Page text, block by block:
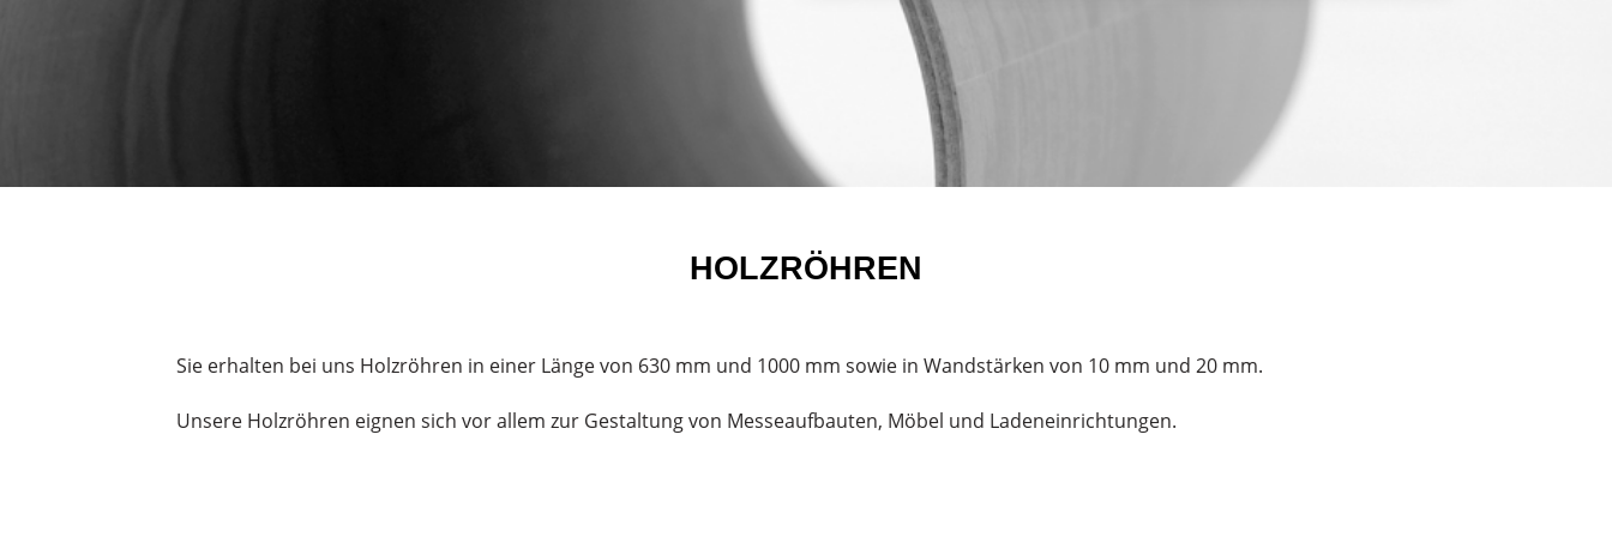
HOLZRÖHREN
Sie erhalten bei uns Holzröhren in einer Länge von 630 mm und 1000 mm sowie in Wandstärken von 10 mm und 20 mm.
Unsere Holzröhren eignen sich vor allem zur Gestaltung von Messeaufbauten, Möbel und Ladeneinrichtungen.